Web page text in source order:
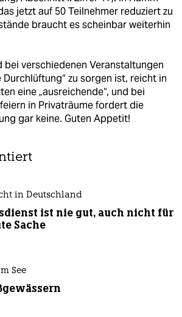
jetzt auf 50 Teilnehmer reduziert zu
braucht es scheinbar weiterhin
bei verschiedenen Veranstaltungen
Durchlüftung“ zu sorgen ist, reicht in
eine „ausreichende“, und bei
in Privaträume fordert die
gar keine. Guten Appetit!
in Deutschland
ist nie gut, auch nicht für
Sache
See